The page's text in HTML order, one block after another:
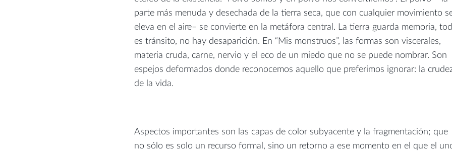
parte más menuda y desechada de la tierra seca, que con cualquier movimiento
eleva en el aire– se convierte en la metáfora central. La tierra guarda memoria,
es tránsito, no hay desaparición. En “Mis monstruos”, las formas son viscerales,
materia cruda, carne, nervio y el eco de un miedo que no se puede nombrar. Son
espejos deformados donde reconocemos aquello que preferimos ignorar: la
de la vida.
Aspectos importantes son las capas de color subyacente y la fragmentación; que
no sólo es solo un recurso formal, sino un retorno a ese momento en el que el